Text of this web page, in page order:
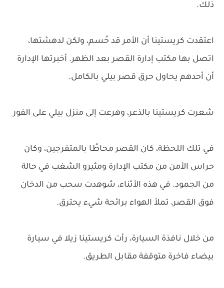
ذلك.
اعتقدت كريستينا أن الأمر قد حُسم، ولكن لدهشتها،
اتصل بها مكتب إدارة القصر بعد الظهر. أخبرتها الإدارة
أن أحدهم يحاول حرق قصر بيلي بالكامل.
شعرت كريستينا بالذعر، وهرعت إلى منزل بيلي على الفور
في تلك اللحظة، كان القصر محاطًا بالمتفرجين، وكان
حراس الأمن من مكتب الإدارة ومثيرو الشغب في حالة
من الجمود. في هذه الأثناء، شوهدت سحب من الدخان
فوق القصر، تملأ الهواء برائحة شيء يحترق.
من خلال نافذة السيارة، رأت كريستينا زيلا في سيارة
بيضاء فاخرة متوقفة مقابل الطريق.